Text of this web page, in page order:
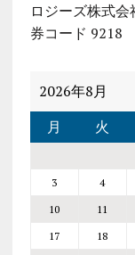
ロジーズ株式
券コード 9218
2026年8月
月
火
3
4
10
11
17
18